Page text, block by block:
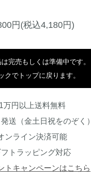
円(税込4,180円)
完売もしくは準備中です。
クでトップに戻ります。
1万円以上送料無料
送（金土日祝をのぞく）
ンライン決済可能
フトラッピング対応
トキャンペーンはこちら